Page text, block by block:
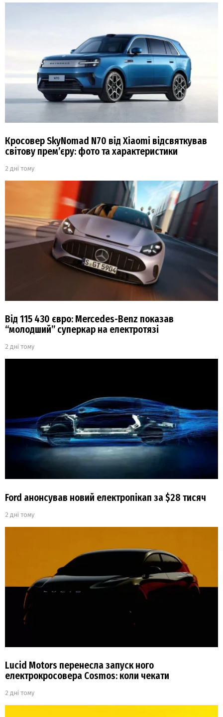
Кросовер SkyNomad N70 від Xiaomi відсвяткував
світову прем’єру: фото та характеристики
2 дні тому
Від 115 430 євро: Mercedes-Benz показав
“молодший” суперкар на електротязі
2 дні тому
Ford анонсував новий електропікап за $28 тисяч
2 дні тому
Lucid Motors перенесла запуск ного
електрокросовера Cosmos: коли чекати
2 дні тому